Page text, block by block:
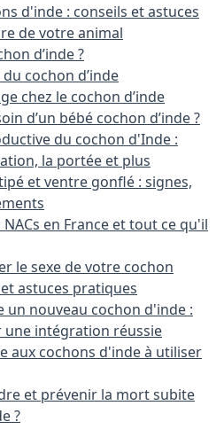
d'inde : conseils et astuces
de votre animal
d’inde ?
cochon d’inde
chez le cochon d’inde
d’un bébé cochon d’inde ?
du cochon d'Inde :
la portée et plus
et ventre gonflé : signes,
en France et tout ce qu'il
le sexe de votre cochon
astuces pratiques
nouveau cochon d'inde :
intégration réussie
aux cochons d'inde à utiliser
et prévenir la mort subite
?